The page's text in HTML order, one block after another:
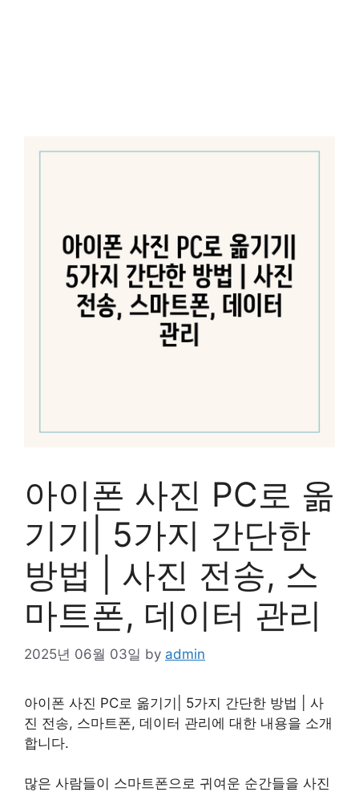
아이폰 사진 PC로 옮
기기| 5가지 간단한
방법 | 사진 전송, 스
마트폰, 데이터 관리
2025년 06월 03일 by admin
아이폰 사진 PC로 옮기기| 5가지 간단한 방법 | 사
진 전송, 스마트폰, 데이터 관리에 대한 내용을 소개
합니다.
많은 사람들이 스마트폰으로 귀여운 순간들을 사진